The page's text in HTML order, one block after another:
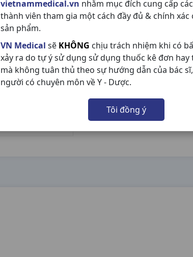
vietnammedical.vn nhằm mục đích cung cấp
thành viên tham gia một cách đầy đủ & chính xác
sản phẩm.
VN Medical sẽ KHÔNG chịu trách nhiệm khi có
xảy ra do tự ý sử dụng sử dụng thuốc kê đơn hay
mà không tuân thủ theo sự hướng dẫn của bác
người có chuyên môn về Y - Dược.
Tôi đồng ý